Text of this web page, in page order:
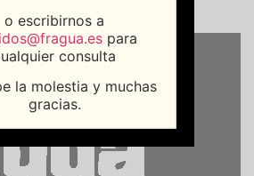
o escribirnos a
para
consulta
la molestia y muchas
gracias.